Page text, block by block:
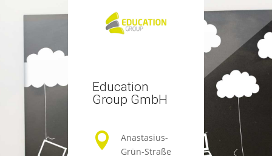
Education
Group GmbH

Anastasius-
Grün-Straße